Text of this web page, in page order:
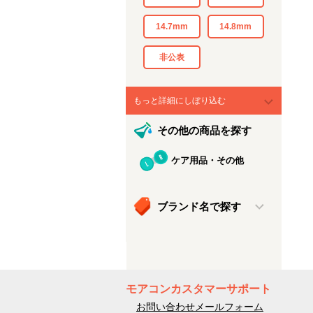
14.7mm 14.8mm
非公表
もっと詳細にしぼり込む
その他の商品を探す
ケア用品・その他
ブランド名で探す
モアコンカスタマーサポート
お問い合わせメールフォーム